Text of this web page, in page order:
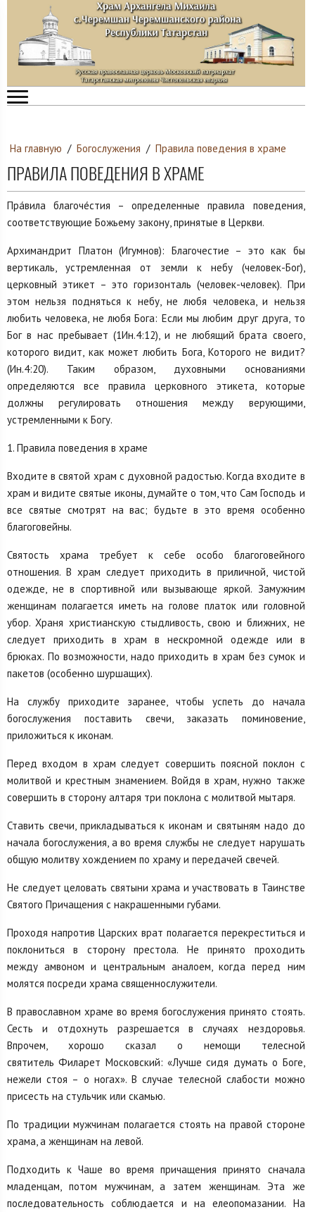
На главную / Богослужения / Правила поведения в храме
ПРАВИЛА ПОВЕДЕНИЯ В ХРАМЕ
Пра́вила благоче́стия – определенные правила поведения,
соответствующие Божьему закону, принятые в Церкви.
Архимандрит Платон (Игумнов): Благочестие – это как бы
вертикаль, устремленная от земли к небу (человек-Бог),
церковный этикет – это горизонталь (человек-человек). При
этом нельзя подняться к небу, не любя человека, и нельзя
любить человека, не любя Бога: Если мы любим друг друга, то
Бог в нас пребывает (1Ин.4:12), и не любящий брата своего,
которого видит, как может любить Бога, Которого не видит?
(Ин.4:20). Таким образом, духовными основаниями
определяются все правила церковного этикета, которые
должны регулировать отношения между верующими,
устремленными к Богу.
1. Правила поведения в храме
Входите в святой храм с духовной радостью. Когда входите в
храм и видите святые иконы, думайте о том, что Сам Господь и
все святые смотрят на вас; будьте в это время особенно
благоговейны.
Святость храма требует к себе особо благоговейного
отношения. В храм следует приходить в приличной, чистой
одежде, не в спортивной или вызывающе яркой. Замужним
женщинам полагается иметь на голове платок или головной
убор. Храня христианскую стыдливость, свою и ближних, не
следует приходить в храм в нескромной одежде или в
брюках. По возможности, надо приходить в храм без сумок и
пакетов (особенно шуршащих).
На службу приходите заранее, чтобы успеть до начала
богослужения поставить свечи, заказать поминовение,
приложиться к иконам.
Перед входом в храм следует совершить поясной поклон с
молитвой и крестным знамением. Войдя в храм, нужно также
совершить в сторону алтаря три поклона с молитвой мытаря.
Ставить свечи, прикладываться к иконам и святыням надо до
начала богослужения, а во время службы не следует нарушать
общую молитву хождением по храму и передачей свечей.
Не следует целовать святыни храма и участвовать в Таинстве
Святого Причащения с накрашенными губами.
Проходя напротив Царских врат полагается перекреститься и
поклониться в сторону престола. Не принято проходить
между амвоном и центральным аналоем, когда перед ним
молятся посреди храма священнослужители.
В православном храме во время богослужения принято стоять.
Сесть и отдохнуть разрешается в случаях нездоровья.
Впрочем, хорошо сказал о немощи телесной
святитель Филарет Московский: «Лучше сидя думать о Боге,
нежели стоя – о ногах». В случае телесной слабости можно
присесть на стульчик или скамью.
По традиции мужчинам полагается стоять на правой стороне
храма, а женщинам на левой.
Подходить к Чаше во время причащения принято сначала
младенцам, потом мужчинам, а затем женщинам. Эта же
последовательность соблюдается и на елеопомазании. На